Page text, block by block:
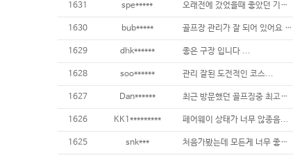
1631 spe***** 오래전에 갔었을때 좋았던 기억이 있어 다시
1630 bub***** 골프장 관리가 잘 되어 있어요 캐디님도 친
1629 dhk****** 좋은 구장 입니다 ...
1628 soo****** 관리 잘된 도전적인 코스...
1627 Dan****** 최근 방문했던 골프징중 최고네요. 9홀 2인
1626 KK1********* 페어웨이 상태가 너무 않종음...
1625 snk*** 처음가봤는데 모든게 너무 좋아요. ...